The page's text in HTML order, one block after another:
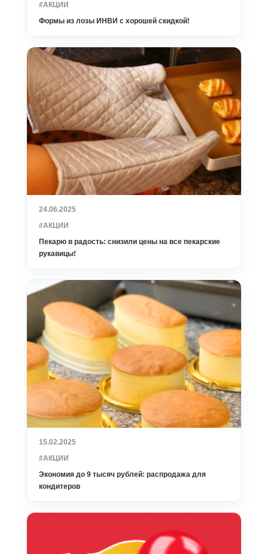
#АКЦИИ
Формы из лозы ИНВИ с хорошей скидкой!
24.06.2025
#АКЦИИ
Пекарю в радость: снизили цены на все пекарские
рукавицы!
15.02.2025
#АКЦИИ
Экономия до 9 тысяч рублей: распродажа для
кондитеров